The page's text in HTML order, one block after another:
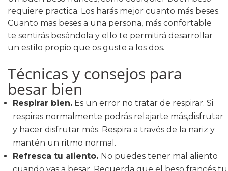
requiere practica. Los harás mejor cuanto más beses.
Cuanto mas beses a una persona, más confortable
te sentirás besándola y ello te permitirá desarrollar
un estilo propio que os guste a los dos.
Técnicas y consejos para
besar bien
Respirar bien. Es un error no tratar de respirar. Si
respiras normalmente podrás relajarte más,disfrutar
y hacer disfrutar más. Respira a través de la nariz y
mantén un ritmo normal.
Refresca tu aliento. No puedes tener mal aliento